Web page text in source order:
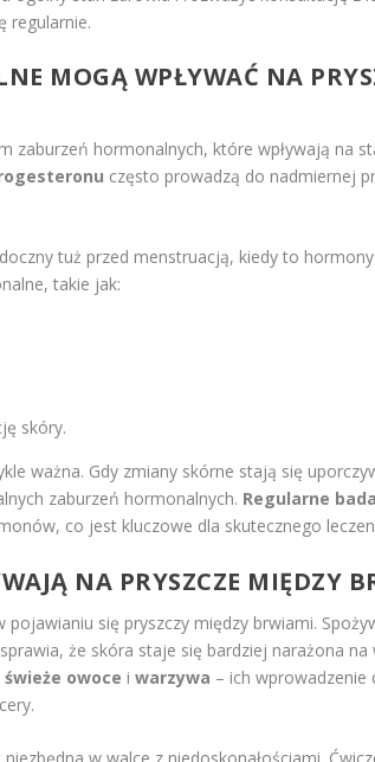
regularnie.
MOGĄ WPŁYWAĆ NA
zaburzeń hormonalnych, które wpływają na
często prowadzą do nadmiernej
tuż przed menstruacją, kiedy to
takie jak:
skóry.
ważna. Gdy zmiany skórne stają się
zaburzeń hormonalnych. Regularne
co jest kluczowe dla skutecznego
NA PRYSZCZE MIĘDZY
się pryszczy między brwiami.
że skóra staje się bardziej narażona na
świeże owoce iwarzywa – ich wprowadzenie